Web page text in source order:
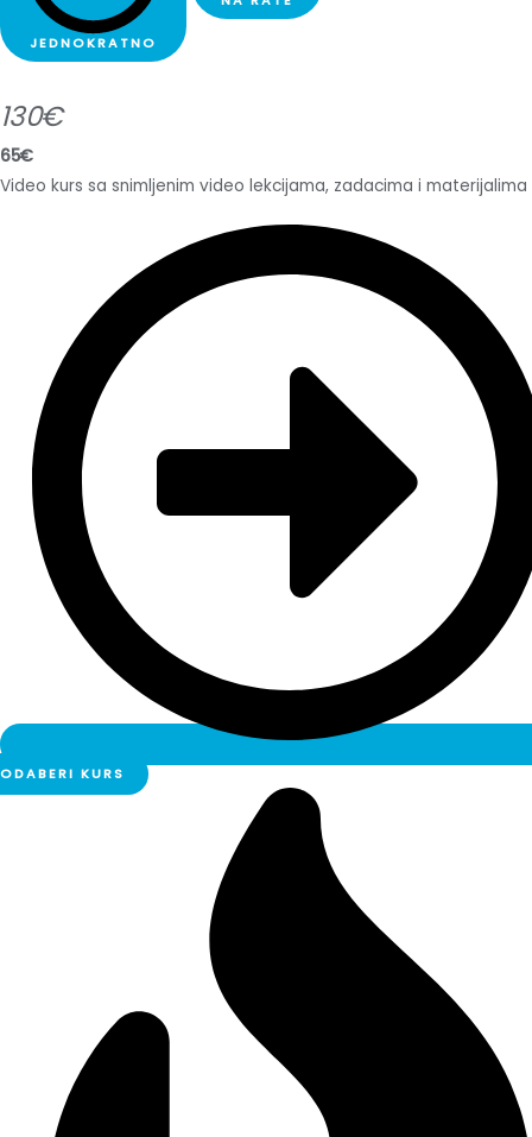
JEDNOKRATNO
130€
65€
Video kurs sa snimljenim video lekcijama, zadacima i materijalima
ODABERI KURS